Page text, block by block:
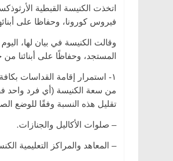
اتخذت الكنيسة القبطية
فيروس كورونا، وحفاظا على
وقالت الكنيسة في بيان لها،
المستجد، وحفاظًا على أبنائنا من خطر
من سعة الكنيسة (أي فرد واحد
تقليل هذه النسبة وفقًا للوضع
– صلوات الأكاليل والجنازات.
– المعاهد والمراكز التعليمية